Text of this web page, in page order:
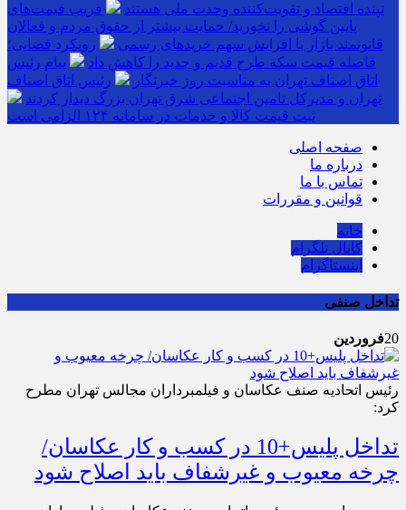
تپنده اقتصاد و تقویت‌کننده وحدت ملی هستند
فریب قیمت‌های
پایین گوشی را نخورید/ حمایت بیشتر از حقوق مردم و فعالان
قانونمند بازار با افزایش سهم خریدهای رسمی
رویکرد قضایی؛
فاصله قیمت سکه طرح قدیم و جدید را کاهش داد
پیام رئیس
اتاق اصناف تهران به مناسبت روز خبرنگار
رئیس اتاق اصناف
تهران و مدیرکل تامین اجتماعی شرق تهران بزرگ دیدار کردند
ثبت قیمت کالا و خدمات در سامانه ۱۲۴ الزامی است
صفحه اصلی
درباره ما
تماس با ما
قوانین و مقررات
خانه
کانال تلگرام
اینستاگرام
تداخل صنفی
20فروردین
رئیس اتحادیه صنف عکاسان و فیلمبرداران مجالس تهران مطرح
کرد:
تداخل پلیس+10 در کسب و کار عکاسان/
چرخه معیوب و غیرشفاف باید اصلاح شود